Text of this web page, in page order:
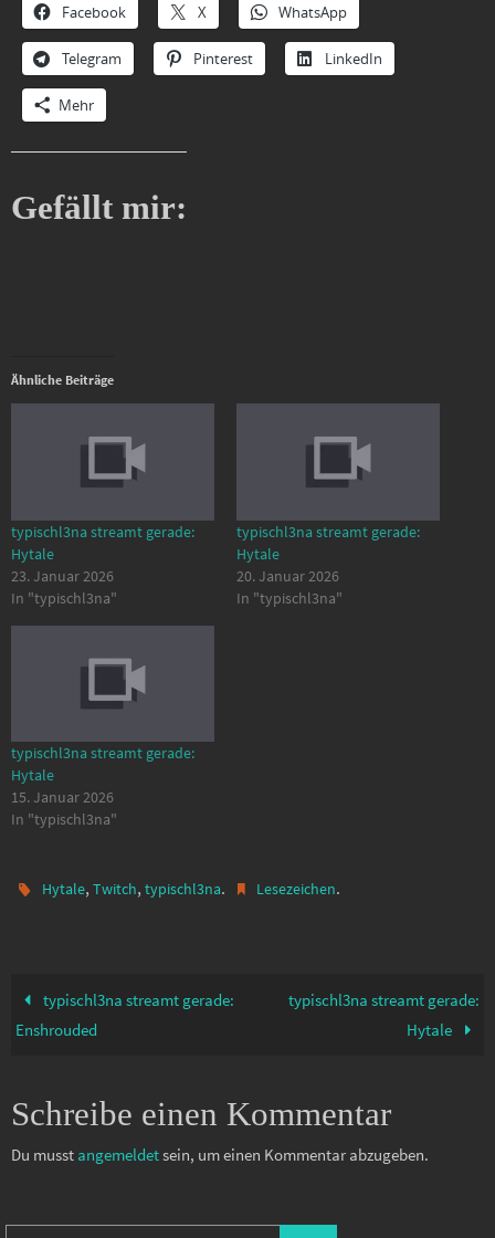
Facebook X WhatsApp
Telegram Pinterest LinkedIn
Mehr
Gefällt mir:
Ähnliche Beiträge
typischl3na streamt gerade:
Hytale
23. Januar 2026
In "typischl3na"
typischl3na streamt gerade:
Hytale
20. Januar 2026
In "typischl3na"
typischl3na streamt gerade:
Hytale
15. Januar 2026
In "typischl3na"
Hytale,Twitch,typischl3na. Lesezeichen.
typischl3na streamt gerade:
Enshrouded
typischl3na streamt gerade:
Hytale
Schreibe einen Kommentar
Du musst angemeldetsein, um einen Kommentar abzugeben.